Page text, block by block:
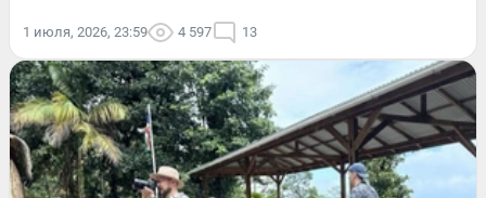
1 июля, 2026, 23:59 4 597 13